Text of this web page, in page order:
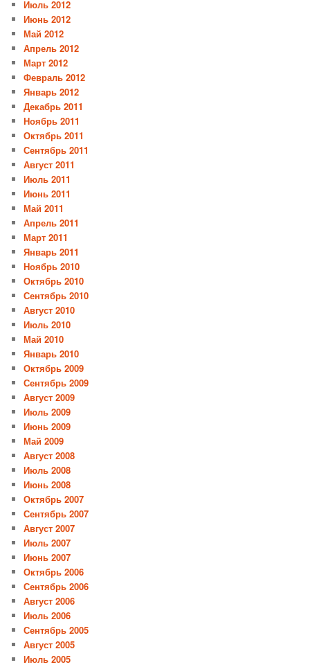
Июль 2012
Июнь 2012
Май 2012
Апрель 2012
Март 2012
Февраль 2012
Январь 2012
Декабрь 2011
Ноябрь 2011
Октябрь 2011
Сентябрь 2011
Август 2011
Июль 2011
Июнь 2011
Май 2011
Апрель 2011
Март 2011
Январь 2011
Ноябрь 2010
Октябрь 2010
Сентябрь 2010
Август 2010
Июль 2010
Май 2010
Январь 2010
Октябрь 2009
Сентябрь 2009
Август 2009
Июль 2009
Июнь 2009
Май 2009
Август 2008
Июль 2008
Июнь 2008
Октябрь 2007
Сентябрь 2007
Август 2007
Июль 2007
Июнь 2007
Октябрь 2006
Сентябрь 2006
Август 2006
Июль 2006
Сентябрь 2005
Август 2005
Июль 2005